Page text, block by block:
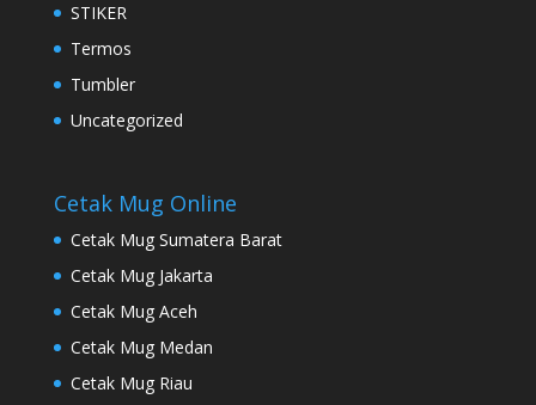
STIKER
Termos
Tumbler
Uncategorized
Cetak Mug Online
Cetak Mug Sumatera Barat
Cetak Mug Jakarta
Cetak Mug Aceh
Cetak Mug Medan
Cetak Mug Riau